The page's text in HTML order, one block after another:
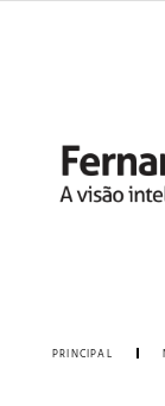
PRINCIPAL